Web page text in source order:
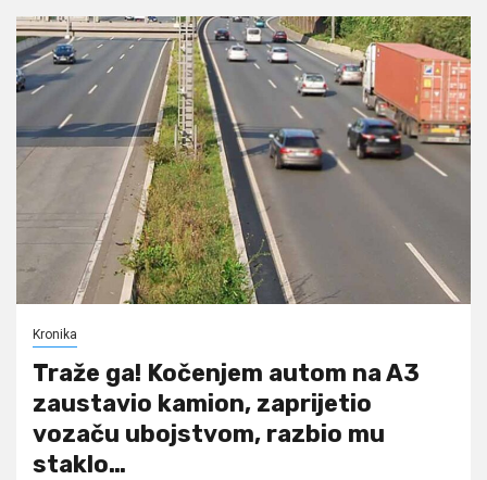
Kronika
Traže ga! Kočenjem autom na A3
zaustavio kamion, zaprijetio
vozaču ubojstvom, razbio mu
staklo…